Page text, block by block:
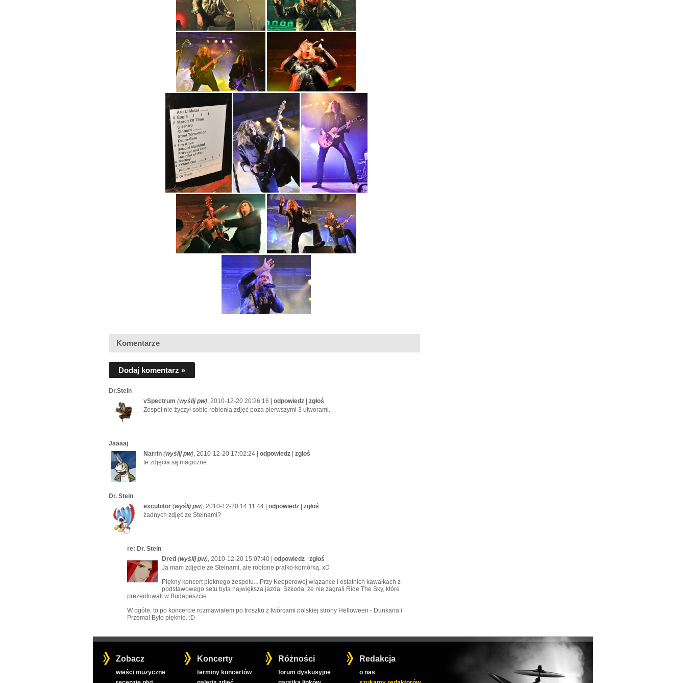
Komentarze
Dodaj komentarz »
Dr.Stein
vSpectrum (wyślij pw), 2010-12-20 20:26:16 | odpowiedz
zgłoś
Zespół nie życzył sobie robienia zdjęć poza pierwszymi 3 utworami.
Jaaaaj
Narrin (wyślij pw), 2010-12-20 17:02:24 | odpowiedz
zgłoś
te zdjęcia są magiczne
Dr. Stein
excubitor (wyślij pw), 2010-12-20 14:11:44 | odpowiedz
zgłoś
żadnych zdjęć ze Steinami?
re: Dr. Stein
Dred (wyślij pw), 2010-12-20 15:07:40 | odpowiedz
zgłoś
Ja mam zdjęcie ze Steinami, ale robione pralko-komórką. xD
Piękny koncert pięknego zespołu... Przy Keeperowej wiązance i ostatnich kawałkach z
podstawowego setu była największa jazda. Szkoda, że nie zagrali Ride The Sky, które
prezentowali w Budapeszcie.
W ogóle, to po koncercie rozmawiałem po troszku z twórcami polskiej strony Helloween - Dunkana i
Przema! Było pięknie. :D
Zobacz
wieści muzyczne
Koncerty
terminy koncertów
Różności
forum dyskusyjne
Redakcja
o nas